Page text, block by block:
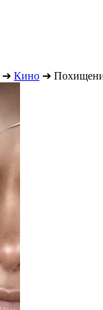
➔ Кино ➔